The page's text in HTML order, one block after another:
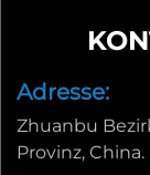
Adresse:
Zhuanbu
Provinz, China.